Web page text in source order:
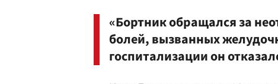
«Бортник обращался за
болей, вызванных
госпитализации он